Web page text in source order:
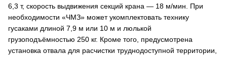
6,3 т, скорость выдвижения секций крана — 18 м/мин. При
необходимости «ЧМЗ» может укомплектовать технику
гусаками длиной 7,9 м или 10 м и люлькой
грузоподъёмностью 250 кг. Кроме того, предусмотрена
установка отвала для расчистки труднодоступной территории,